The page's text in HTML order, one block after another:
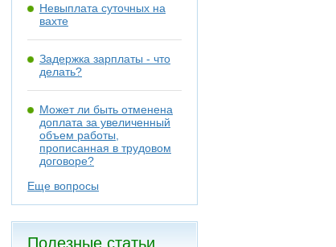
Невыплата суточных на
вахте
Задержка зарплаты - что
делать?
Может ли быть отменена
доплата за увеличенный
объем работы,
прописанная в трудовом
договоре?
Еще вопросы
Полезные статьи